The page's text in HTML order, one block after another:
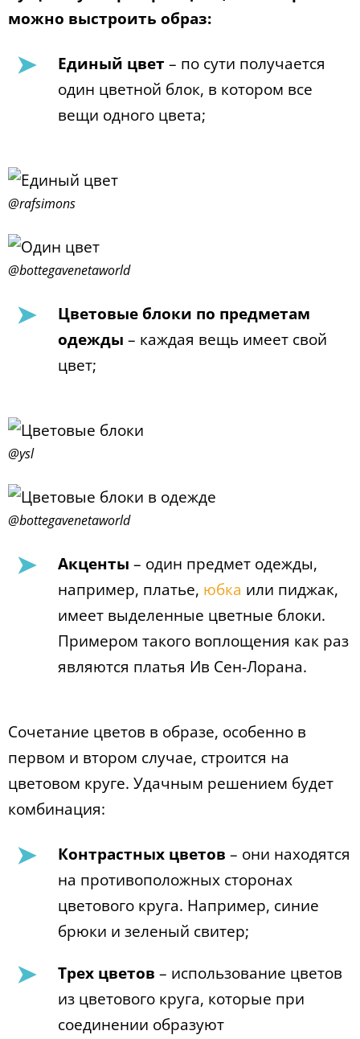
можно выстроить образ:
Единый цвет – по сути получается
один цветной блок, в котором все
вещи одного цвета;
@rafsimons
@bottegavenetaworld
Цветовые блоки по предметам
одежды – каждая вещь имеет свой
цвет;
@ysl
@bottegavenetaworld
Акценты – один предмет одежды,
например, платье, юбка или пиджак,
имеет выделенные цветные блоки.
Примером такого воплощения как раз
являются платья Ив Сен-Лорана.
Сочетание цветов в образе, особенно в
первом и втором случае, строится на
цветовом круге. Удачным решением будет
комбинация:
Контрастных цветов – они находятся
на противоположных сторонах
цветового круга. Например, синие
брюки и зеленый свитер;
Трех цветов – использование цветов
из цветового круга, которые при
соединении образуют